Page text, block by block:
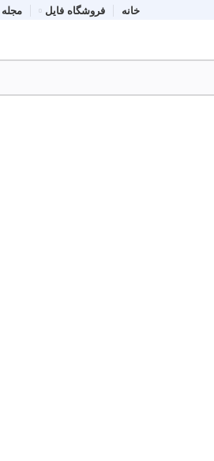
خانه فروشگاه فایل مجله